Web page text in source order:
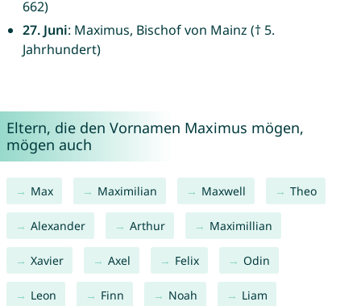
662)
27. Juni: Maximus, Bischof von Mainz († 5.
Jahrhundert)
Eltern, die den Vornamen Maximus mögen,
mögen auch
Max Maximilian Maxwell Theo
Alexander Arthur Maximillian
Xavier Axel Felix Odin
Leon Finn Noah Liam